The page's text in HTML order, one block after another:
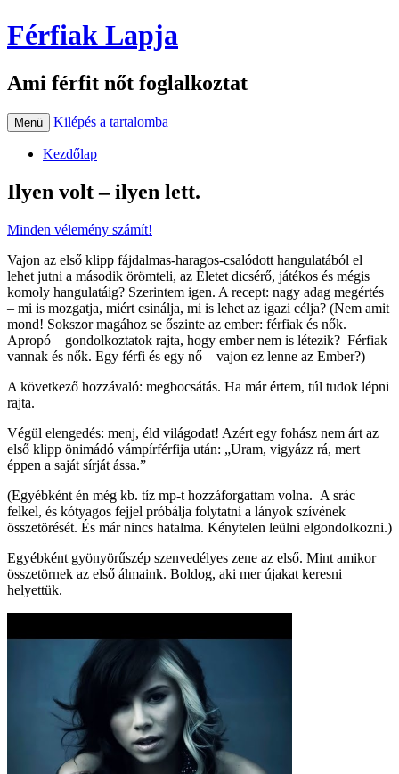
Férfiak Lapja
Ami férfit nőt foglalkoztat
Menü Kilépés a tartalomba
Kezdőlap
Ilyen volt – ilyen lett.
Minden vélemény számít!
Vajon az első klipp fájdalmas-haragos-csalódott hangulatából el
lehet jutni a második örömteli, az Életet dicsérő, játékos és mégis
komoly hangulatáig? Szerintem igen. A recept: nagy adag megértés
– mi is mozgatja, miért csinálja, mi is lehet az igazi célja? (Nem amit
mond! Sokszor magához se őszinte az ember: férfiak és nők.
Apropó – gondolkoztatok rajta, hogy ember nem is létezik? Férfiak
vannak és nők. Egy férfi és egy nő – vajon ez lenne az Ember?)
A következő hozzávaló: megbocsátás. Ha már értem, túl tudok lépni
rajta.
Végül elengedés: menj, éld világodat! Azért egy fohász nem árt az
első klipp önimádó vámpírférfija után: „Uram, vigyázz rá, mert
éppen a saját sírját ássa.”
(Egyébként én még kb. tíz mp-t hozzáforgattam volna. A srác
felkel, és kótyagos fejjel próbálja folytatni a lányok szívének
összetörését. És már nincs hatalma. Kénytelen leülni elgondolkozni.)
Egyébként gyönyörűszép szenvedélyes zene az első. Mint amikor
összetörnek az első álmaink. Boldog, aki mer újakat keresni
helyettük.